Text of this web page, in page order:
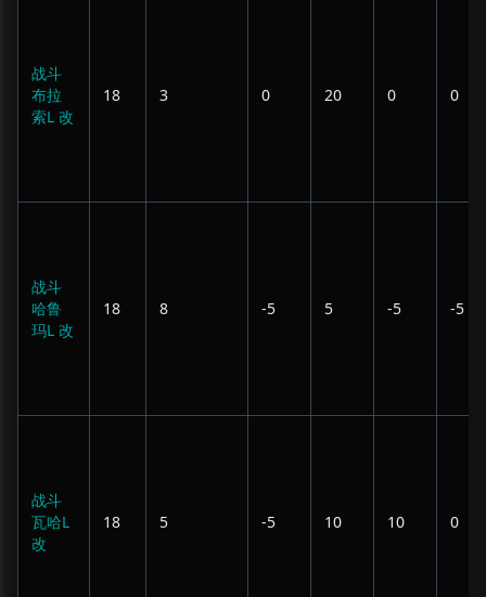
战斗
布拉
索L 改
18 3 0 20 0 0
战斗
哈鲁
玛L 改
18 8 -5 5 -5 -5
战斗
瓦哈L
改
18 5 -5 10 10 0